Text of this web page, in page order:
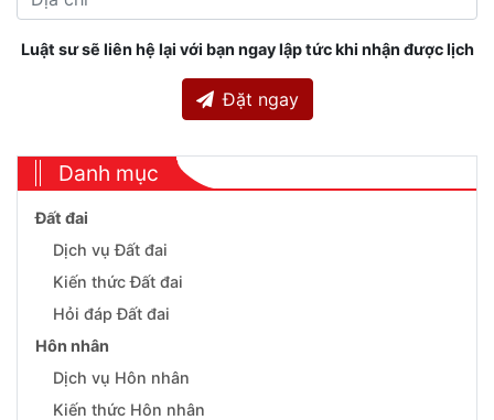
Luật sư sẽ liên hệ lại với bạn ngay lập tức khi nhận được lịch
Đặt ngay
Danh mục
Đất đai
Dịch vụ Đất đai
Kiến thức Đất đai
Hỏi đáp Đất đai
Hôn nhân
Dịch vụ Hôn nhân
Kiến thức Hôn nhân